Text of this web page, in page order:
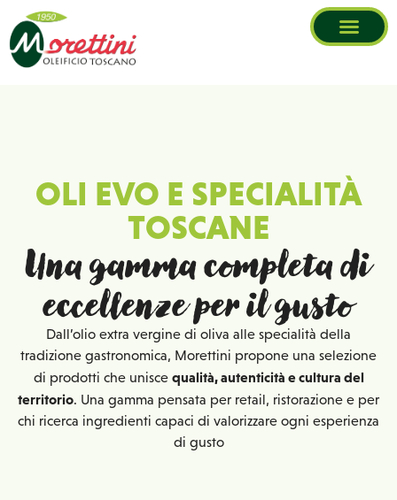
contenuto
OLI EVO E SPECIALITÀ
TOSCANE
Una gamma completa di
eccellenze per il gusto
Dall’olio extra vergine di oliva alle specialità della
tradizione gastronomica, Morettini propone una selezione
di prodotti che unisce qualità, autenticità e cultura del
territorio. Una gamma pensata per retail, ristorazione e per
chi ricerca ingredienti capaci di valorizzare ogni esperienza
di gusto